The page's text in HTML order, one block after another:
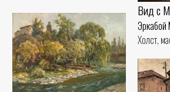
Вид с
Холст,